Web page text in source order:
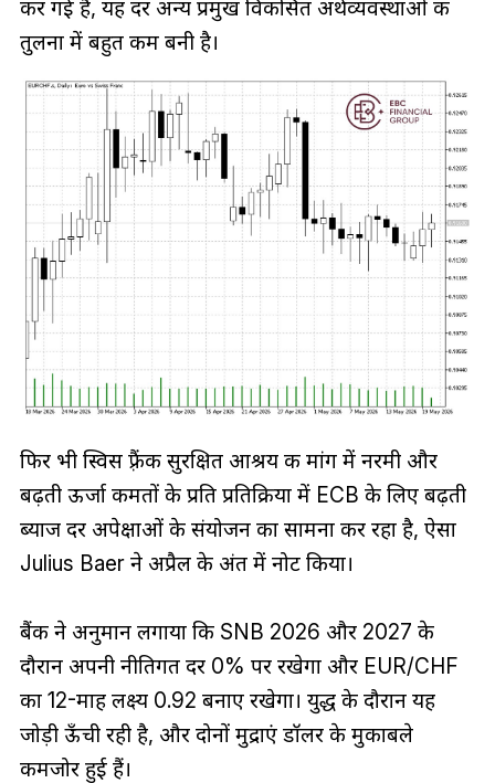
कर गई है, यह दर अन्य प्रमुख विकसित अर्थव्यवस्थाओं की
तुलना में बहुत कम बनी है।
फिर भी स्विस फ़्रैंक सुरक्षित आश्रय की मांग में नरमी और
बढ़ती ऊर्जा कीमतों के प्रति प्रतिक्रिया में ECB के लिए बढ़ती
ब्याज दर अपेक्षाओं के संयोजन का सामना कर रहा है, ऐसा
Julius Baer ने अप्रैल के अंत में नोट किया।
बैंक ने अनुमान लगाया कि SNB 2026 और 2027 के
दौरान अपनी नीतिगत दर 0% पर रखेगा और EUR/CHF
का 12-माह लक्ष्य 0.92 बनाए रखेगा। युद्ध के दौरान यह
जोड़ी ऊँची रही है, और दोनों मुद्राएं डॉलर के मुकाबले
कमजोर हुई हैं।